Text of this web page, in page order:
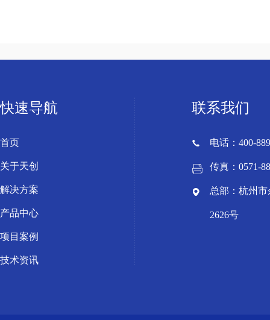
快速导航
首页
关于天创
解决方案
产品中心
项目案例
技术资讯
联系我们
电话：400-
传真：0571-
总部：杭州
2626号